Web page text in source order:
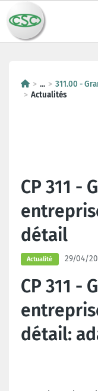
...
311.00 -
Actualités
CP 311 -
détail
Actualité 29/04/
CP 311 -
détail: